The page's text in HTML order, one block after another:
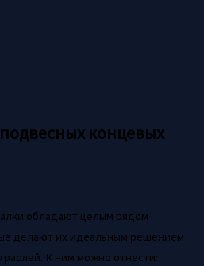
концевых
обладают целым рядом
делают их идеальным решением
К ним можно отнести: